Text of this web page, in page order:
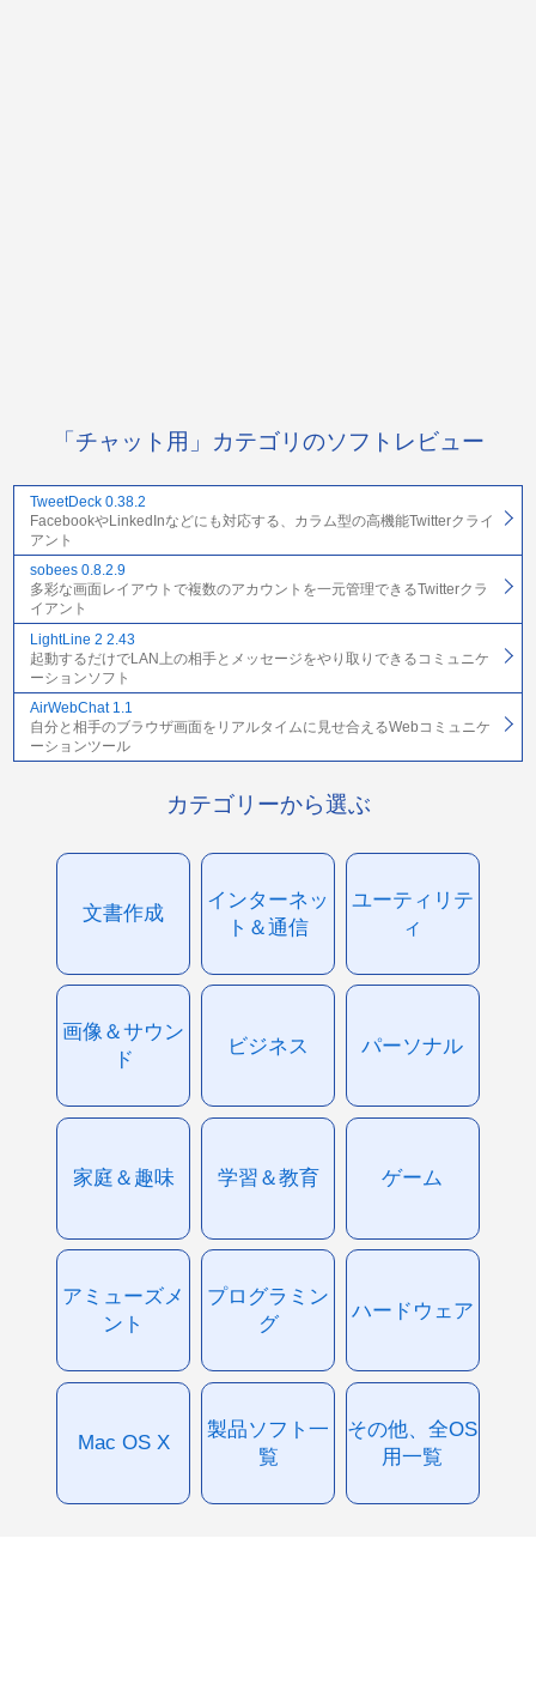
「チャット用」カテゴリのソフトレビュー
TweetDeck 0.38.2
FacebookやLinkedInなどにも対応する、カラム型の高機能Twitterクライ
アント
sobees 0.8.2.9
多彩な画面レイアウトで複数のアカウントを一元管理できるTwitterクラ
イアント
LightLine 2 2.43
起動するだけでLAN上の相手とメッセージをやり取りできるコミュニケ
ーションソフト
AirWebChat 1.1
自分と相手のブラウザ画面をリアルタイムに見せ合えるWebコミュニケ
ーションツール
カテゴリーから選ぶ
文書作成
インターネッ
ト＆通信
ユーティリテ
ィ
画像＆サウン
ド
ビジネス パーソナル
家庭＆趣味 学習＆教育 ゲーム
アミューズメ
ント
プログラミン
グ
ハードウェア
Mac OS X
製品ソフト一
覧
その他、全OS
用一覧